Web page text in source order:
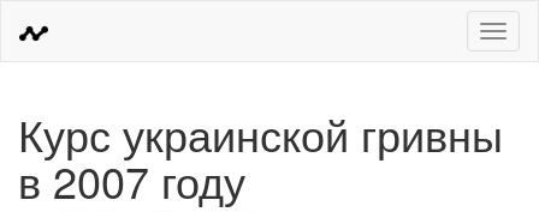
Меню
Курс украинской гривны
в 2007 году